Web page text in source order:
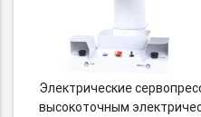
Электрические
высокоточным